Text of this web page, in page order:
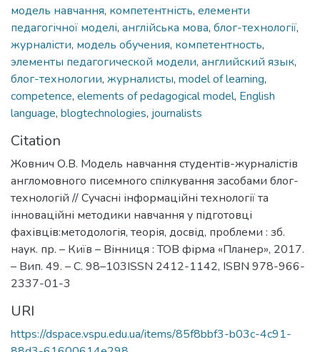
модель навчання, компетентність, елементи
педагогічної моделі, англійська мова, блог-технології,
журналісти, модель обучения, компетентность,
элементы педагогической модели, английский язык,
блог-технологии, журналисты, model of learning,
competence, elements of pedagogical model, English
language, blogtechnologies, journalists
Citation
Жовнич О.В. Модель навчання студентів-журналістів
англомовного писемного спілкування засобами блог-
технологій // Сучасні інформаційні технології та
інноваційні методики навчання у підготовці
фахівців:методологія, теорія, досвід, проблеми : зб.
наук. пр. – Київ – Вінниця : ТОВ фірма «Планер», 2017.
– Вип. 49. – С. 98–103ISSN 2412-1142, ISBN 978-966-
2337-01-3
URI
https://dspace.vspu.edu.ua/items/85f8bbf3-b03c-4c91-